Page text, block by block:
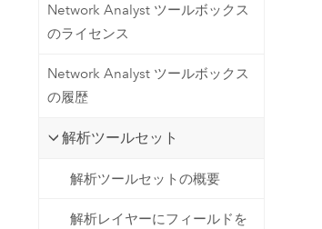
開発者向けテクノロジー
ケーションの構築
すべてのプロダクト
Network Analyst ツールボックス
のライセンス
Network Analyst ツールボックス
の履歴
解析ツールセット
解析ツールセットの概要
解析レイヤーにフィールドを